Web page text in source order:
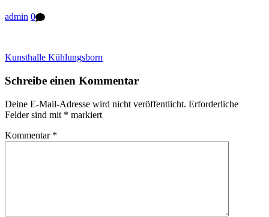
admin 0
Kunsthalle Kühlungsborn
Schreibe einen Kommentar
Deine E-Mail-Adresse wird nicht veröffentlicht. Erforderliche
Felder sind mit * markiert
Kommentar *